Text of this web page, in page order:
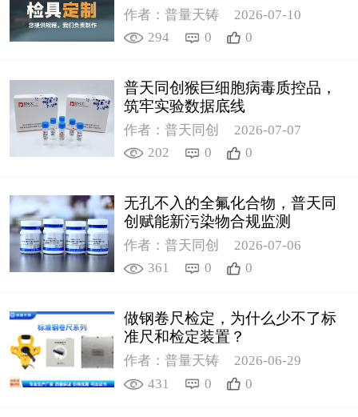
作者：普量天铸
2026-07-10
294
0 0
普天同创猴巨细胞病毒质控品，
筑牢实验数据底线
作者：普天同创
2026-07-07
202
0 0
无孔不入的全氟化合物，普天同
创赋能新污染物合规监测
作者：普天同创
2026-07-06
361
0 0
做钢卷尺检定，为什么少不了标
准尺和检定装置？
作者：普量天铸
2026-06-29
431
0 0